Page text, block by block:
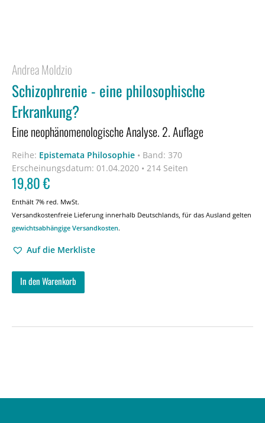
Andrea Moldzio
Schizophrenie - eine philosophische
Erkrankung?
Eine neophänomenologische Analyse. 2. Auflage
Reihe: Epistemata Philosophie • Band: 370
Erscheinungsdatum: 01.04.2020 • 214 Seiten
19,80€
Enthält 7% red. MwSt.
Versandkostenfreie Lieferung innerhalb Deutschlands, für das Ausland gelten
gewichtsabhängige Versandkosten.
Auf die Merkliste
In den Warenkorb